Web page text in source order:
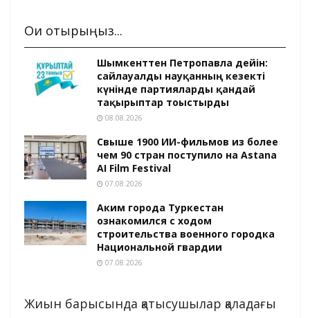
Оқи отырыңыз...
Шымкенттен Петропавлға дейін:
сайлауалды науқанның кезекті
күнінде партияларды қандай
тақырыптар тоғыстырды
08.08.2026
Свыше 1900 ИИ-фильмов из более
чем 90 стран поступило на Astana
AI Film Festival
07.08.2026
Аким города Туркестан
ознакомился с ходом
строительства военного городка
Национальной гвардии
07.08.2026
Жиын барысында қатысушылар қаладағы